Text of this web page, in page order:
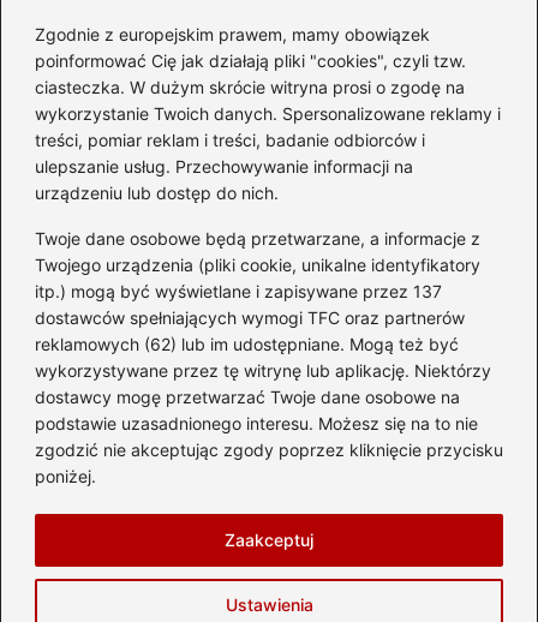
Zgodnie z europejskim prawem, mamy obowiązek
poinformować Cię jak działają pliki "cookies", czyli tzw.
ciasteczka. W dużym skrócie witryna prosi o zgodę na
wykorzystanie Twoich danych. Spersonalizowane reklamy i
treści, pomiar reklam i treści, badanie odbiorców i
ulepszanie usług. Przechowywanie informacji na
urządzeniu lub dostęp do nich.
Twoje dane osobowe będą przetwarzane, a informacje z
Twojego urządzenia (pliki cookie, unikalne identyfikatory
itp.) mogą być wyświetlane i zapisywane przez 137
dostawców spełniających wymogi TFC oraz partnerów
reklamowych (62) lub im udostępniane. Mogą też być
wykorzystywane przez tę witrynę lub aplikację. Niektórzy
dostawcy mogę przetwarzać Twoje dane osobowe na
podstawie uzasadnionego interesu. Możesz się na to nie
zgodzić nie akceptując zgody poprzez kliknięcie przycisku
poniżej.
Ustawienia
Zaakceptuj
Ile alkoholu można
przewieźć z Albanii?
Przewodnik po przepisach i
ograniczeniach
Kategorie
Ciekawostki(8)
Kultura i tradycje(10)
Loty(238)
Polska(66)
Wakacje (299)
Zabytki(8)
Zagranica(48)
Prywatność Zasady użytkowania